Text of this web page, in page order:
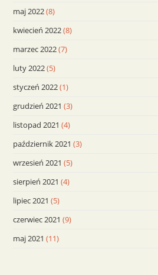
maj 2022(8)
kwiecień 2022(8)
marzec 2022(7)
luty 2022(5)
styczeń 2022(1)
grudzień 2021 (3)
listopad 2021 (4)
październik 2021 (3)
wrzesień 2021 (5)
sierpień 2021 (4)
lipiec 2021 (5)
czerwiec 2021 (9)
maj 2021 (11)